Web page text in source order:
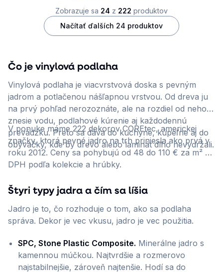
Zobrazuje sa 24 z 222 produktov
Načítať ďalších 24 produktov
Čo je vinylová podlaha
Vinylová podlaha je viacvrstvová doska s pevným
jadrom a potlačenou nášľapnou vrstvou. Od dreva ju
na prvý pohľad nerozoznáte, ale na rozdiel od neho
znesie vodu, podlahové kúrenie aj každodennú
prevádzku. Preto sa dáva do kuchyne, kúpeľne aj do
obývačky, kde by drevo alebo laminát dlho nevydržali.
V ponuke máme 222 dekorov COREtec, americkej
značky, ktorá pevné jadro na trh priniesla ako prvá v
roku 2012. Ceny sa pohybujú od 48 do 110 € za m² s
DPH podľa kolekcie a hrúbky.
Štyri typy jadra a čím sa líšia
Jadro je to, čo rozhoduje o tom, ako sa podlaha
správa. Dekor je vec vkusu, jadro je vec použitia.
SPC, Stone Plastic Composite. Minerálne jadro s
kamennou múčkou. Najtvrdšie a rozmerovo
najstabilnejšie, zároveň najtenšie. Hodí sa do